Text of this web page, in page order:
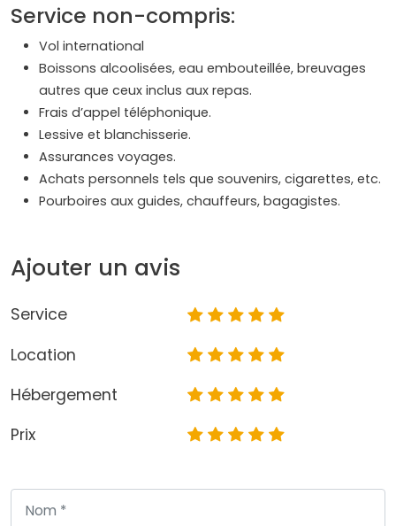
Service non-compris:
Vol international
Boissons alcoolisées, eau embouteillée, breuvages
autres que ceux inclus aux repas.
Frais d’appel téléphonique.
Lessive et blanchisserie.
Assurances voyages.
Achats personnels tels que souvenirs, cigarettes, etc.
Pourboires aux guides, chauffeurs, bagagistes.
Ajouter un avis
Service
Location
Hébergement
Prix